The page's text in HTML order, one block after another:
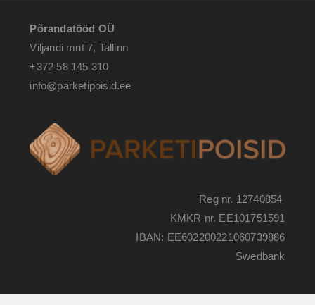
Põrandatööd OÜ
Viljandi mnt 7, Tallinn
+372 58 145 310
info@parketipoisid.ee
Reg nr. 12740854
KMKR nr. EE101751591
IBAN: EE602200221060739886
Swedbank